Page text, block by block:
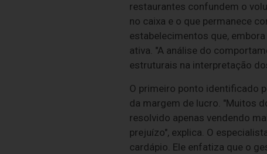
restaurantes confundem o
no caixa e o que permanece
estabelecimentos que,
ativa. "A análise do
estruturais na interpretação
O primeiro ponto identificado
da margem de lucro. "Muitos
resolvido apenas vendendo
prejuízo", explica. O
cardápio. Ele enfatiza que o